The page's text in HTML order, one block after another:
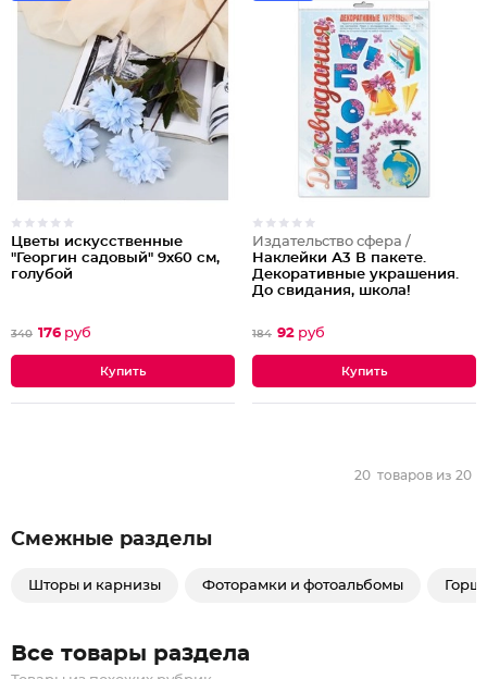
Цветы искусственные
"Георгин садовый" 9х60 см,
голубой
340 176 руб
Издательство сфера /
Наклейки А3 В пакете.
Декоративные украшения.
До свидания, школа!
184 92 руб
20 товаров из 20
Смежные разделы
Шторы и карнизы Фоторамки и фотоальбомы
Все товары раздела